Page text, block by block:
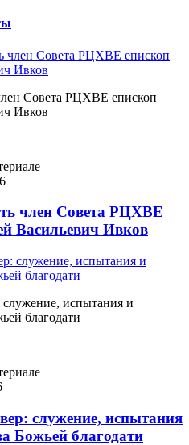
Совета РЦХВЕ епископ
Ивков
член Совета РЦХВЕ
Васильевич Ивков
служение, испытания и
благодати
служение, испытания
Божьей благодати